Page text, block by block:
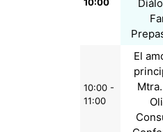
10:00 -
11:00
El